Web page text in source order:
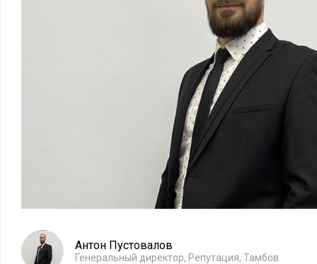
Антон Пустовалов
Генеральный директор, Репутация, Тамбов